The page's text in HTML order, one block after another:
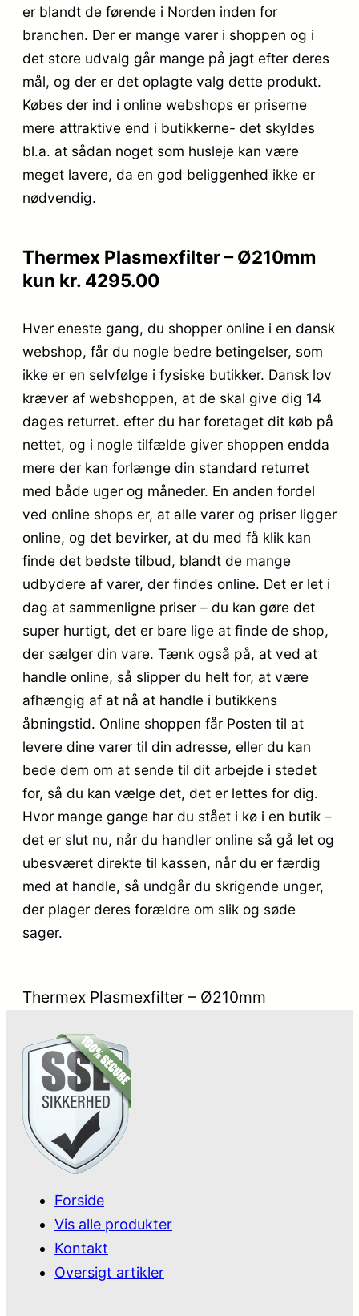
er blandt de førende i Norden inden for
branchen. Der er mange varer i shoppen og i
det store udvalg går mange på jagt efter deres
mål, og der er det oplagte valg dette produkt.
Købes der ind i online webshops er priserne
mere attraktive end i butikkerne- det skyldes
bl.a. at sådan noget som husleje kan være
meget lavere, da en god beliggenhed ikke er
nødvendig.
Thermex Plasmexfilter – Ø210mm
kun kr. 4295.00
Hver eneste gang, du shopper online i en dansk
webshop, får du nogle bedre betingelser, som
ikke er en selvfølge i fysiske butikker. Dansk lov
kræver af webshoppen, at de skal give dig 14
dages returret. efter du har foretaget dit køb på
nettet, og i nogle tilfælde giver shoppen endda
mere der kan forlænge din standard returret
med både uger og måneder. En anden fordel
ved online shops er, at alle varer og priser ligger
online, og det bevirker, at du med få klik kan
finde det bedste tilbud, blandt de mange
udbydere af varer, der findes online. Det er let i
dag at sammenligne priser – du kan gøre det
super hurtigt, det er bare lige at finde de shop,
der sælger din vare. Tænk også på, at ved at
handle online, så slipper du helt for, at være
afhængig af at nå at handle i butikkens
åbningstid. Online shoppen får Posten til at
levere dine varer til din adresse, eller du kan
bede dem om at sende til dit arbejde i stedet
for, så du kan vælge det, det er lettes for dig.
Hvor mange gange har du stået i kø i en butik –
det er slut nu, når du handler online så gå let og
ubesværet direkte til kassen, når du er færdig
med at handle, så undgår du skrigende unger,
der plager deres forældre om slik og søde
sager.
Thermex Plasmexfilter – Ø210mm
Forside
Vis alle produkter
Kontakt
Oversigt artikler